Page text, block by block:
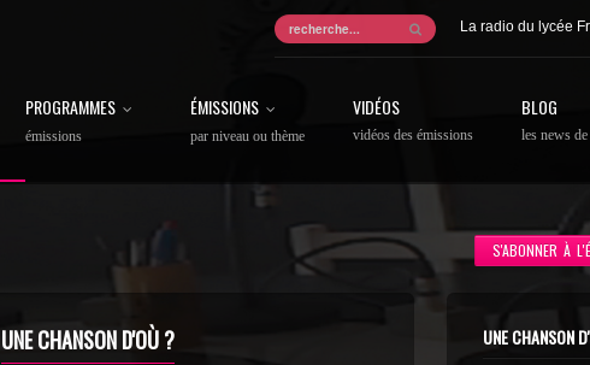
La radio du lycée
PROGRAMMES
émissions
ÉMISSIONS
par niveau ou thème
VIDÉOS
vidéos des émissions
BLOG
les news
S'ABONNER À
UNE CHANSON D'OÙ ? UNE CHANSON